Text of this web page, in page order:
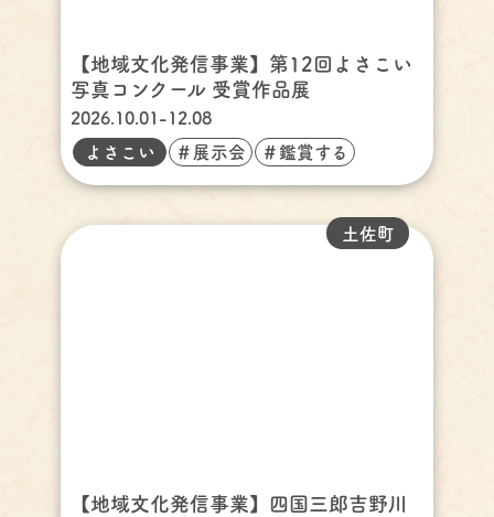
【地域文化発信事業】第12回よさこい
写真コンクール 受賞作品展
2026.10.01-12.08
よさこい
＃展示会 ＃鑑賞する
【地域文化発信事業】四国三郎吉野川
土佐町